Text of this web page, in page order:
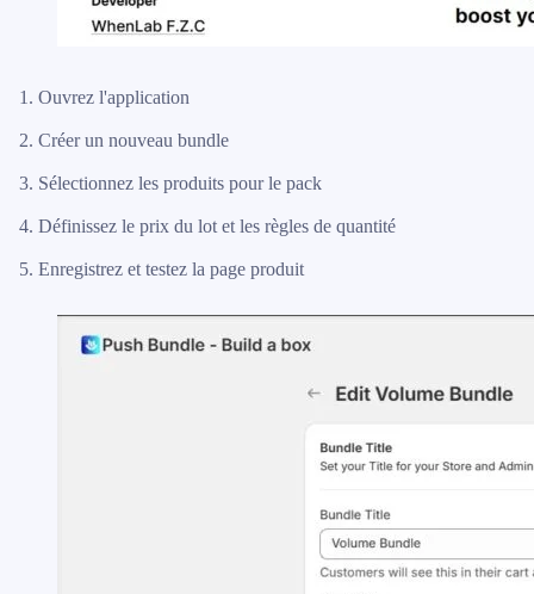
Ouvrez l'application
Créer un nouveau bundle
Sélectionnez les produits pour le pack
Définissez le prix du lot et les règles de quantité
Enregistrez et testez la page produit